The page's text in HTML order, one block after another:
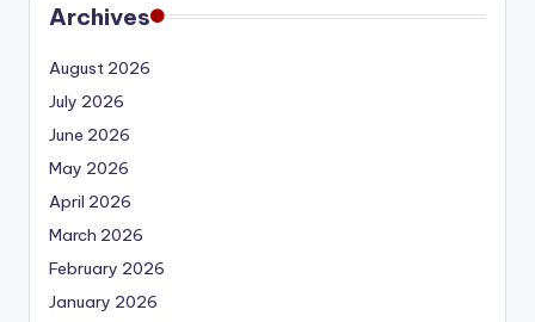
Archives
August 2026
July 2026
June 2026
May 2026
April 2026
March 2026
February 2026
January 2026